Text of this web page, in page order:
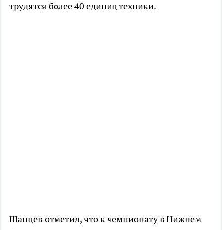
трудятся более 40 единиц техники.
Шанцев отметил, что к чемпионату в Нижнем